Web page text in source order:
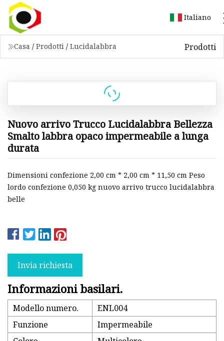
Italiano
Casa / Prodotti / Lucidalabbra Prodotti
Nuovo arrivo Trucco Lucidalabbra Bellezza
Smalto labbra opaco impermeabile a lunga
durata
Dimensioni confezione 2,00 cm * 2,00 cm * 11,50 cm Peso
lordo confezione 0,050 kg nuovo arrivo trucco lucidalabbra
belle
Invia richiesta
Informazioni basilari.
Modello numero.
ENL004
Funzione
Impermeabile